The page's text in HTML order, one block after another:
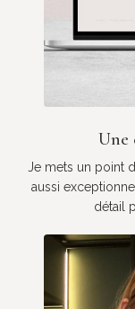
Une
Je mets un point
aussi
détail